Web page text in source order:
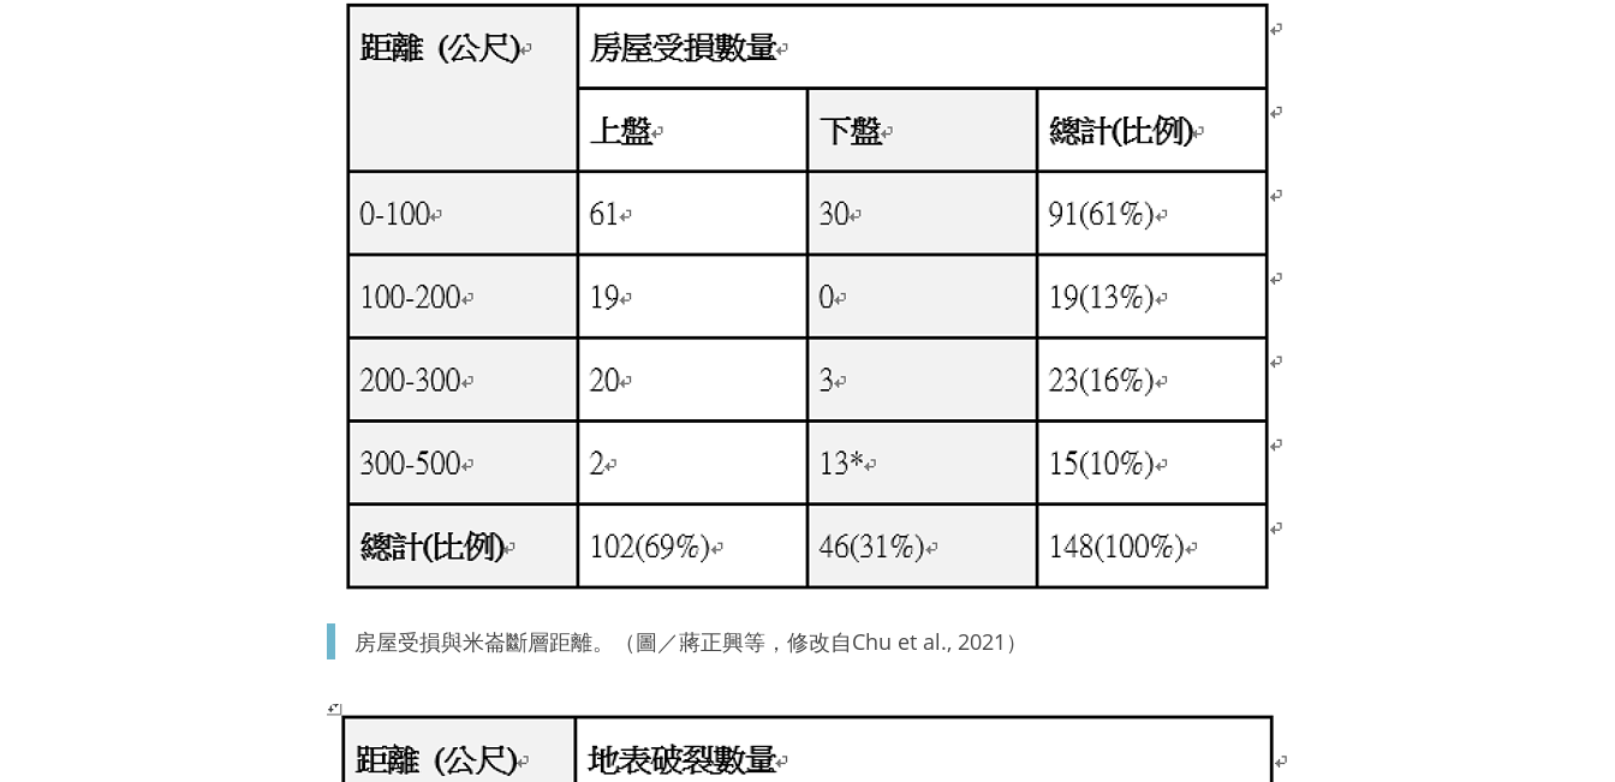
房屋受損與米崙斷層距離。（圖／蔣正興等，修改自Chu et al., 2021）